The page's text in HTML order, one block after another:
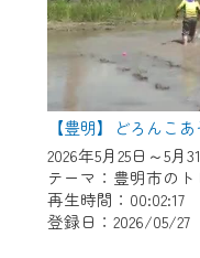
【豊明】どろんこ
2026年5月25日～5月
テーマ：豊明市のト
再生時間：00:02:17
登録日：2026/05/27